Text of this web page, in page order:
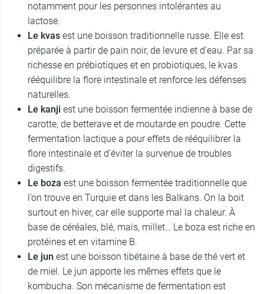
notamment pour les personnes intolérantes au
lactose.
Le kvas est une boisson traditionnelle russe. Elle est
préparée à partir de pain noir, de levure et d’eau. Par sa
richesse en prébiotiques et en probiotiques, le kvas
rééquilibre la flore intestinale et renforce les défenses
naturelles.
Le kanji est une boisson fermentée indienne à base de
carotte, de betterave et de moutarde en poudre. Cette
fermentation lactique a pour effets de rééquilibrer la
flore intestinale et d’éviter la survenue de troubles
digestifs.
Le boza est une boisson fermentée traditionnelle que
l’on trouve en Turquie et dans les Balkans. On la boit
surtout en hiver, car elle supporte mal la chaleur. À
base de céréales, blé, maïs, millet… Le boza est riche en
protéines et en vitamine B.
Le jun est une boisson tibétaine à base de thé vert et
de miel. Le jun apporte les mêmes effets que le
kombucha. Son mécanisme de fermentation est